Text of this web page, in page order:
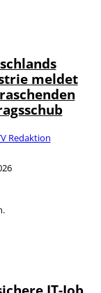
meldet
Redaktion